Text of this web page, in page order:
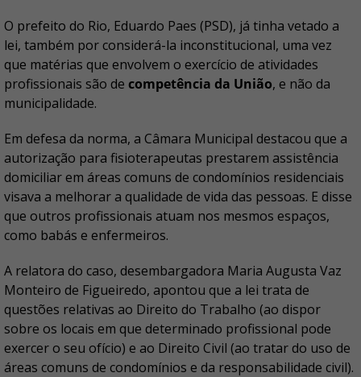
O prefeito do Rio, Eduardo Paes (PSD), já tinha vetado a
lei, também por considerá-la inconstitucional, uma vez
que matérias que envolvem o exercício de atividades
profissionais são de competência da União, e não da
municipalidade.
Em defesa da norma, a Câmara Municipal destacou que a
autorização para fisioterapeutas prestarem assistência
domiciliar em áreas comuns de condomínios residenciais
visava a melhorar a qualidade de vida das pessoas. E disse
que outros profissionais atuam nos mesmos espaços,
como babás e enfermeiros.
A relatora do caso, desembargadora Maria Augusta Vaz
Monteiro de Figueiredo, apontou que a lei trata de
questões relativas ao Direito do Trabalho (ao dispor
sobre os locais em que determinado profissional pode
exercer o seu ofício) e ao Direito Civil (ao tratar do uso de
áreas comuns de condomínios e da responsabilidade civil).